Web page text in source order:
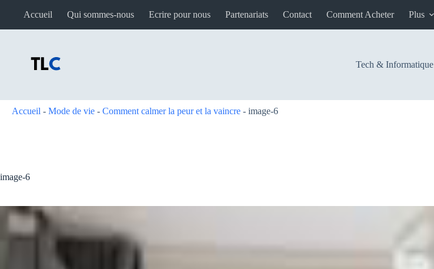
Accueil Qui sommes-nous Ecrire pour nous Partenariats Contact Comment Acheter Plus
Tech & Informatique
Accueil - Mode de vie - Comment calmer la peur et la vaincre - image-6
image-6